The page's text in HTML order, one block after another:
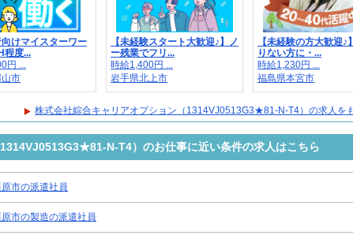
向けマイスターワー
程度...
円 ...
市
【未経験スタート大歓迎♪】ノ
ー残業でフリ...
時給1,400円 ...
岩手県北上市
【未経験の方大歓迎♪
りない方に・...
時給1,230円 ...
福島県本宮市
株式会社綜合キャリアオプション（1314VJ0513G3★81-N-T4）の求人を
N-T4）のお仕事に近い条件の求人はこちら
市の派遣社員
市の製造の派遣社員